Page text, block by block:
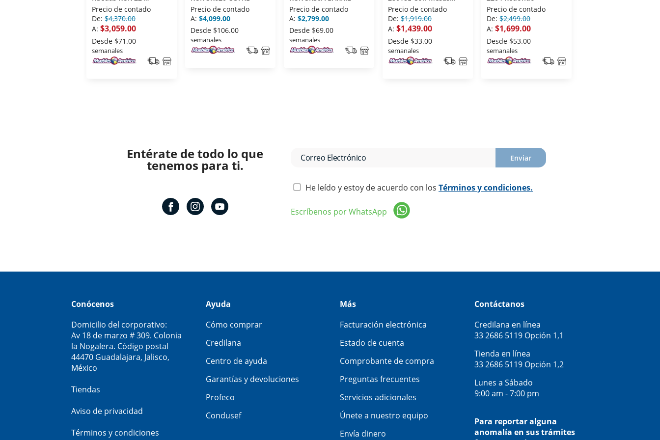
Premium
Precio de contado
De: $4,370.00
A: $3,059.00
Desde $71.00
semanales
Precio de contado
A: $4,099.00
Desde $106.00
semanales
Precio de contado
A: $2,799.00
Desde $69.00
semanales
Laterales
Precio de contado
De: $1,919.00
A: $1,439.00
Desde $33.00
semanales
Precio de contado
De: $2,499.00
A: $1,699.00
Desde $53.00
semanales
Entérate de todo lo que
tenemos para ti. Enviar
He leído y estoy de acuerdo con los Términos y condiciones.
Escríbenos por WhatsApp
Conócenos
Domicilio del corporativo:
Av 18 de marzo # 309. Colonia
la Nogalera. Código postal
44470 Guadalajara, Jalisco,
México
Tiendas
Aviso de privacidad
Términos y condiciones
Ayuda
Cómo comprar
Credilana
Centro de ayuda
Garantías y devoluciones
Profeco
Condusef
Más
Facturación electrónica
Estado de cuenta
Comprobante de compra
Preguntas frecuentes
Servicios adicionales
Únete a nuestro equipo
Envía dinero
Contáctanos
Credilana en línea
33 2686 5119 Opción 1,1
Tienda en línea
33 2686 5119 Opción 1,2
Lunes a Sábado
9:00 am - 7:00 pm
Para reportar alguna
anomalía en sus trámites